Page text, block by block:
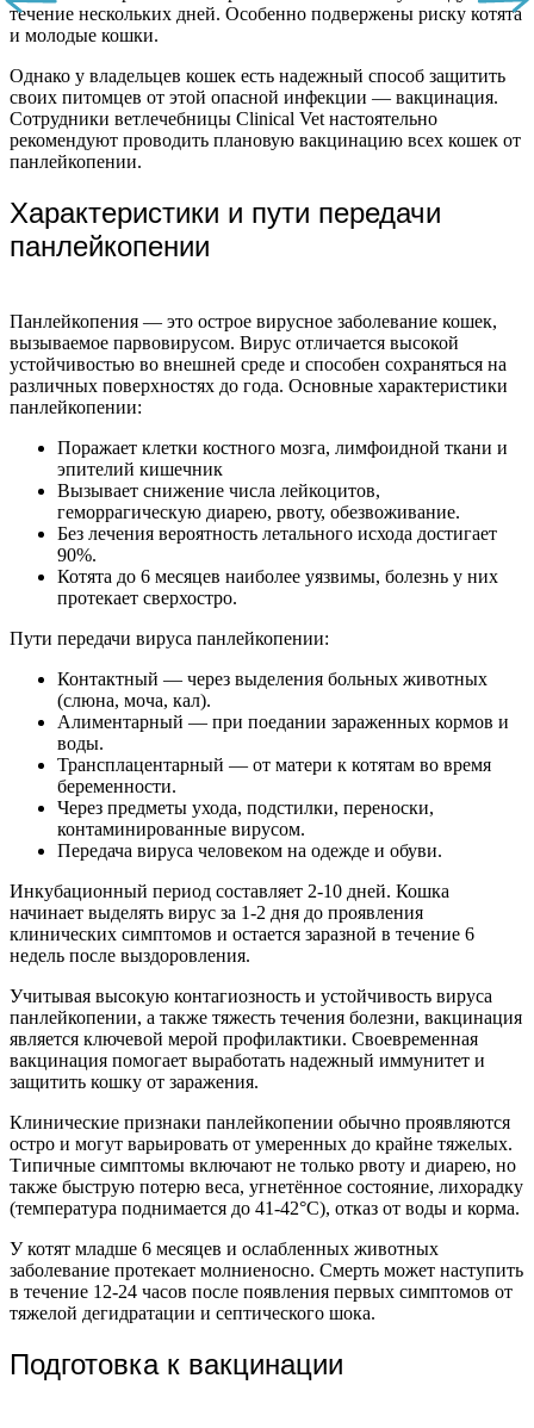
течение нескольких дней. Особенно подвержены риску котята
и молодые кошки.
Однако у владельцев кошек есть надежный способ защитить
своих питомцев от этой опасной инфекции — вакцинация.
Сотрудники ветлечебницы Clinical Vet настоятельно
рекомендуют проводить плановую вакцинацию всех кошек от
панлейкопении.
Характеристики и пути передачи
панлейкопении
Панлейкопения — это острое вирусное заболевание кошек,
вызываемое парвовирусом. Вирус отличается высокой
устойчивостью во внешней среде и способен сохраняться на
различных поверхностях до года. Основные характеристики
панлейкопении:
Поражает клетки костного мозга, лимфоидной ткани и
эпителий кишечник
Вызывает снижение числа лейкоцитов,
геморрагическую диарею, рвоту, обезвоживание.
Без лечения вероятность летального исхода достигает
90%.
Котята до 6 месяцев наиболее уязвимы, болезнь у них
протекает сверхостро.
Пути передачи вируса панлейкопении:
Контактный — через выделения больных животных
(слюна, моча, кал).
Алиментарный — при поедании зараженных кормов и
воды.
Трансплацентарный — от матери к котятам во время
беременности.
Через предметы ухода, подстилки, переноски,
контаминированные вирусом.
Передача вируса человеком на одежде и обуви.
Инкубационный период составляет 2-10 дней. Кошка
начинает выделять вирус за 1-2 дня до проявления
клинических симптомов и остается заразной в течение 6
недель после выздоровления.
Учитывая высокую контагиозность и устойчивость вируса
панлейкопении, а также тяжесть течения болезни, вакцинация
является ключевой мерой профилактики. Своевременная
вакцинация помогает выработать надежный иммунитет и
защитить кошку от заражения.
Клинические признаки панлейкопении обычно проявляются
остро и могут варьировать от умеренных до крайне тяжелых.
Типичные симптомы включают не только рвоту и диарею, но
также быструю потерю веса, угнетённое состояние, лихорадку
(температура поднимается до 41-42°C), отказ от воды и корма.
У котят младше 6 месяцев и ослабленных животных
заболевание протекает молниеносно. Смерть может наступить
в течение 12-24 часов после появления первых симптомов от
тяжелой дегидратации и септического шока.
Подготовка к вакцинации